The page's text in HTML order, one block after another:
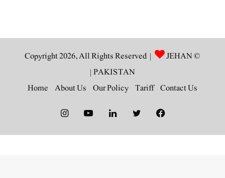
© Copyright 2026, All Rights Reserved |
JEHAN
PAKISTAN
|
Contact Us
Tariff
Our Policy
About Us
Home
Facebook
Twitter
LinkedIn
YouTube
Instagram